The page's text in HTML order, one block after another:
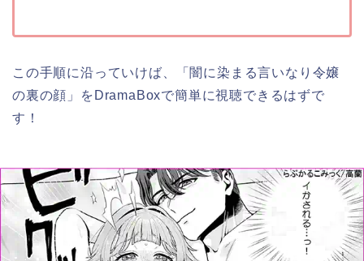
この手順に沿っていけば、「闇に染まる言いなり令嬢
の裏の顔」をDramaBoxで簡単に視聴できるはずで
す！